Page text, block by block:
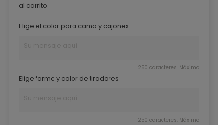
al carrito
Elige el color para cama y cajones
250 caracteres. Máximo
Elige forma y color de tiradores
250 caracteres. Máximo